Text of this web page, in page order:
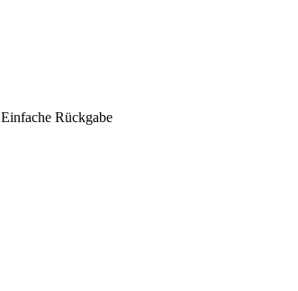
Einfache Rückgabe